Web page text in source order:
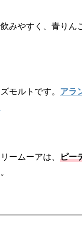
みやすく、青りん
モルトです。 アラ
ームーアは、 ピー